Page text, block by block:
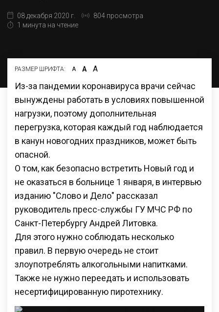
08 декабря 2020 г.
804 просмотра
1 минута на чтение
РАЗМЕР ШРИФТА: А А А
Из-за пандемии коронавируса врачи сейчас
вынуждены работать в условиях повышенной
нагрузки, поэтому дополнительная
перегрузка, которая каждый год наблюдается
в канун новогодних праздников, может быть
опасной.
О том, как безопасно встретить Новый год и
не оказаться в больнице 1 января, в интервью
изданию "Слово и Дело" рассказал
руководитель пресс-службы ГУ МЧС РФ по
Санкт-Петербургу Андрей Литовка.
Для этого нужно соблюдать несколько
правил. В первую очередь не стоит
злоупотреблять алкогольными напитками.
Также не нужно переедать и использовать
несертифицированную пиротехнику.